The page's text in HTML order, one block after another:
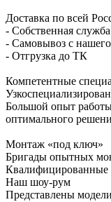
Доставка по всей
- Собственная
- Самовывоз с нашего
- Отгрузка до ТК
Компетентные
Большой опыт
оптимального
Монтаж «под ключ»
Бригады опытных
Квалифицированные
Наш шоу-рум
Представлены